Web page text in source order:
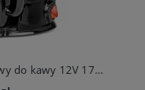
AMIO Ekspres samochodowy do kawy 12V 170 W